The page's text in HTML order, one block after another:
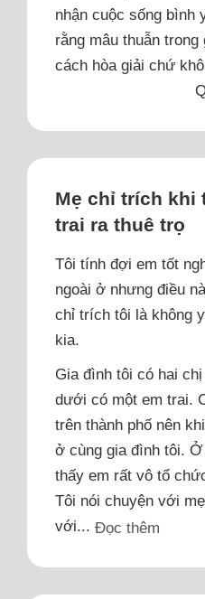
nhận cuộc sống bình
rằng mâu thuẫn
cách hòa giải chứ
Mẹ chỉ trích khi
trai ra thuê trọ
Tôi tính đợi em tốt
ngoài ở nhưng điều
chỉ trích tôi là không
kia.
Gia đình tôi có hai
dưới có một em trai.
trên thành phố nên
ở cùng gia đình tôi.
thấy em rất vô tổ
Tôi nói chuyện với
với... Đọc thêm